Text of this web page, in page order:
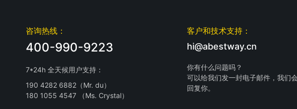
咨询热线：
400-990-9223
7*24h 全天候用户支持：
190 4282 6882（Mr. du）
180 1055 4547 （Ms. Crystal）
客户和技术支持：
hi@abestway.cn
你有什么问题吗？
可以给我们发一封电子邮件，我们
回复你。